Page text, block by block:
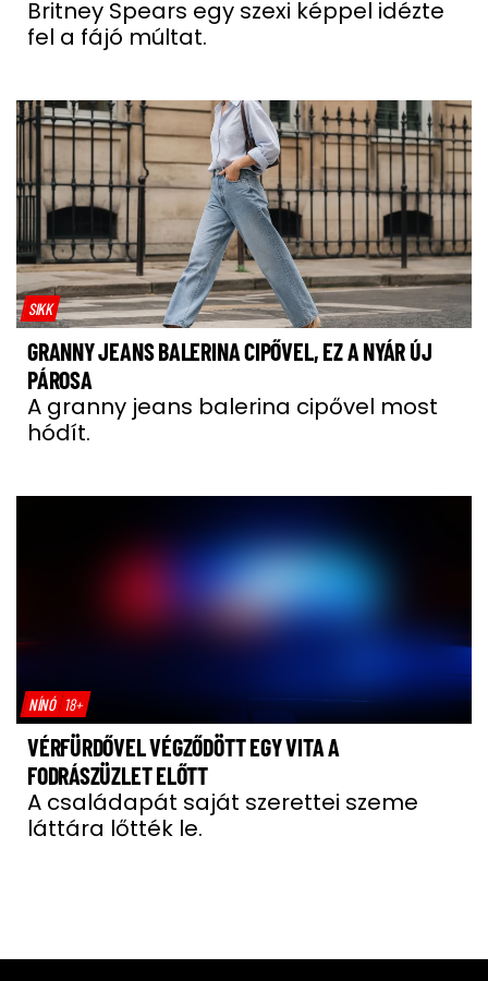
Britney Spears egy szexi képpel idézte
fel a fájó múltat.
SIKK
GRANNY JEANS BALERINA CIPŐVEL, EZ A NYÁR ÚJ
PÁROSA
A granny jeans balerina cipővel most
hódít.
NÍNÓ 18+
VÉRFÜRDŐVEL VÉGZŐDÖTT EGY VITA A
FODRÁSZÜZLET ELŐTT
A családapát saját szerettei szeme
láttára lőtték le.